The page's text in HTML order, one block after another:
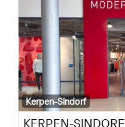
Kerpen-Sindorf
KERPEN-SINDORF